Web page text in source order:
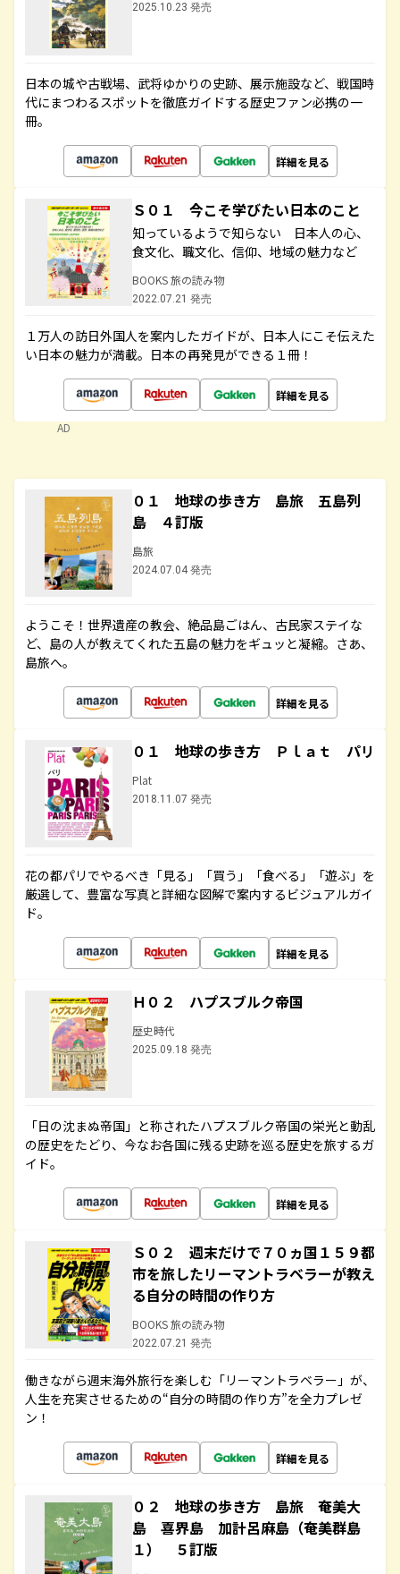
2025.10.23 発売
日本の城や古戦場、武将ゆかりの史跡、展示施設など、戦国時
代にまつわるスポットを徹底ガイドする歴史ファン必携の一
冊。
詳細を見る
Ｓ０１ 今こそ学びたい日本のこと
知っているようで知らない 日本人の心、
食文化、職文化、信仰、地域の魅力など
BOOKS 旅の読み物
2022.07.21 発売
１万人の訪日外国人を案内したガイドが、日本人にこそ伝えた
い日本の魅力が満載。日本の再発見ができる１冊！
詳細を見る
AD
０１ 地球の歩き方 島旅 五島列
島 ４訂版
島旅
2024.07.04 発売
ようこそ！世界遺産の教会、絶品島ごはん、古民家ステイな
ど、島の人が教えてくれた五島の魅力をギュッと凝縮。さあ、
島旅へ。
詳細を見る
０１ 地球の歩き方 Ｐｌａｔ パリ
Plat
2018.11.07 発売
花の都パリでやるべき「見る」「買う」「食べる」「遊ぶ」を
厳選して、豊富な写真と詳細な図解で案内するビジュアルガイ
ド。
詳細を見る
Ｈ０２ ハプスブルク帝国
歴史時代
2025.09.18 発売
「日の沈まぬ帝国」と称されたハプスブルク帝国の栄光と動乱
の歴史をたどり、今なお各国に残る史跡を巡る歴史を旅するガ
イド。
詳細を見る
Ｓ０２ 週末だけで７０ヵ国１５９都
市を旅したリーマントラベラーが教え
る自分の時間の作り方
BOOKS 旅の読み物
2022.07.21 発売
働きながら週末海外旅行を楽しむ「リーマントラベラー」が、
人生を充実させるための“自分の時間の作り方”を全力プレゼ
ン！
詳細を見る
０２ 地球の歩き方 島旅 奄美大
島 喜界島 加計呂麻島（奄美群島
１） ５訂版